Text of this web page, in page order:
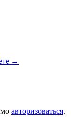
→
авторизоваться.